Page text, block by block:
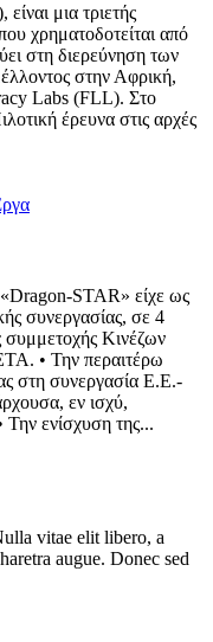
μια τριετής
χρηματοδοτείται από
στη διερεύνηση των
στην Αφρική,
Labs (FLL). Στο
έρευνα στις αρχές
STAR» είχε ως
συνεργασίας, σε 4
συμμετοχής Κινέζων
• Την περαιτέρω
στη συνεργασία Ε.Ε.-
εν ισχύ,
Την ενίσχυση της...
vitae elit libero, a
augue. Donec sed